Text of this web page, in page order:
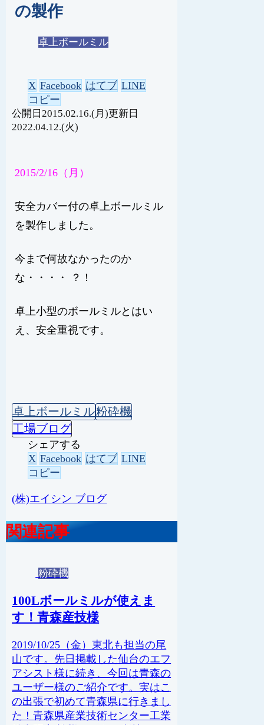
の製作
卓上ボールミル
X Facebook はてブ LINE
コピー
2015.02.16.(月)
2022.04.12.(火)
2015/2/16（月）
安全カバー付の卓上ボールミル
を製作しました。
今まで何故なかったのか
な・・・・ ？！
卓上小型のボールミルとはい
え、安全重視です。
卓上ボールミル粉砕機
工場ブログ
シェアする
X Facebook はてブ LINE
コピー
(株)エイシン ブログ
関連記事
粉砕機
100Lボールミルが使えま
す！青森産技様
2019/10/25（金）東北も担当の尾
山です。先日掲載した仙台のエフ
アシスト様に続き、今回は青森の
ユーザー様のご紹介です。実はこ
の出張で初めて青森県に行きまし
た！青森県産業技術センター工業